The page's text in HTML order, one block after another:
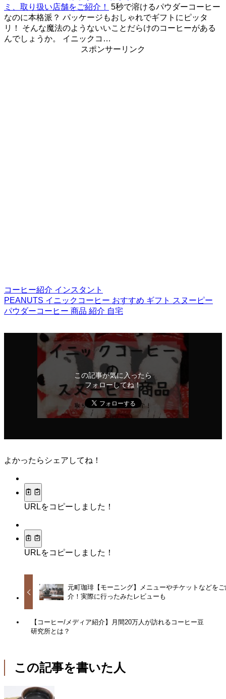
ミ、取り扱い店舗をご紹介！
5秒で溶けるパウダーコーヒー
なのに本格派？ パッケージもおしゃれでギフトにピッタ
リ！ そんな魔法のようないいことだらけのコーヒーがある
んでしょうか。 イニックコ…
スポンサーリンク
コーヒー紹介 インスタント
PEANUTS イニックコーヒー おすすめ ギフト スヌーピー
パウダーコーヒー 商品 紹介 自宅
この記事が気に入ったら
フォローしてね！
よかったらシェアしてね！
URLをコピーしました！
URLをコピーしました！
元町珈琲【モーニング】メニューやチケットなどを
介！実際に行ったみたレビューも
【コーヒー/メディア紹介】月間20万人が訪れるコーヒー豆
研究所とは？
この記事を書いた人